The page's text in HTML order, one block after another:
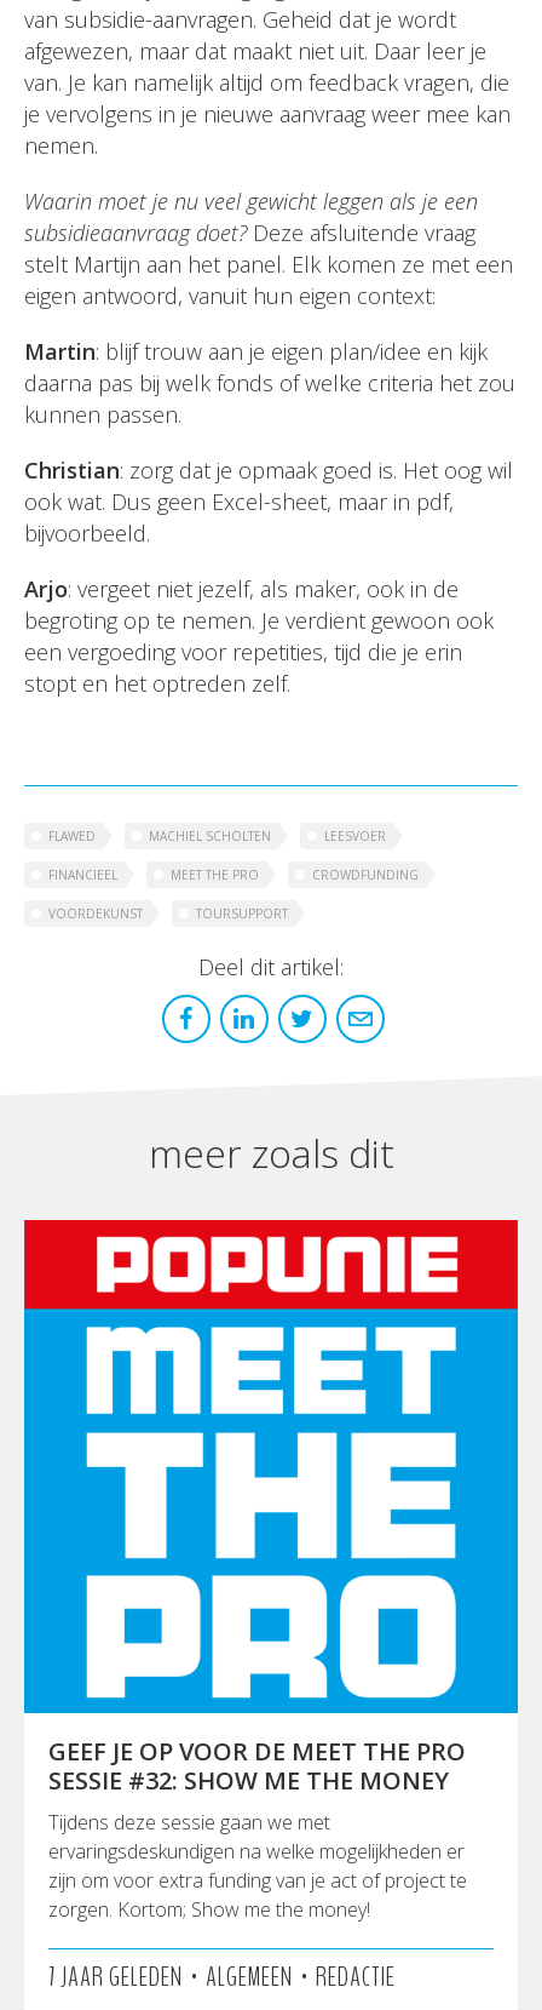
van subsidie-aanvragen. Geheid dat je wordt
afgewezen, maar dat maakt niet uit. Daar leer je
van. Je kan namelijk altijd om feedback vragen, die
je vervolgens in je nieuwe aanvraag weer mee kan
nemen.
Waarin moet je nu veel gewicht leggen als je een
subsidieaanvraag doet? Deze afsluitende vraag
stelt Martijn aan het panel. Elk komen ze met een
eigen antwoord, vanuit hun eigen context:
Martin: blijf trouw aan je eigen plan/idee en kijk
daarna pas bij welk fonds of welke criteria het zou
kunnen passen.
Christian: zorg dat je opmaak goed is. Het oog wil
ook wat. Dus geen Excel-sheet, maar in pdf,
bijvoorbeeld.
Arjo: vergeet niet jezelf, als maker, ook in de
begroting op te nemen. Je verdient gewoon ook
een vergoeding voor repetities, tijd die je erin
stopt en het optreden zelf.
FLAWED MACHIEL SCHOLTEN LEESVOER
FINANCIEEL MEET THE PRO CROWDFUNDING
VOORDEKUNST TOURSUPPORT
Deel dit artikel:
meer zoals dit
GEEF JE OP VOOR DE MEET THE PRO
SESSIE #32: SHOW ME THE MONEY
Tijdens deze sessie gaan we met
ervaringsdeskundigen na welke mogelijkheden er
zijn om voor extra funding van je act of project te
zorgen. Kortom; Show me the money!
7 JAAR GELEDEN • ALGEMEEN • REDACTIE